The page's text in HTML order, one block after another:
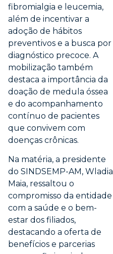
fibromialgia e leucemia,
além de incentivar a
adoção de hábitos
preventivos e a busca por
diagnóstico precoce. A
mobilização também
destaca a importância da
doação de medula óssea
e do acompanhamento
contínuo de pacientes
que convivem com
doenças crônicas.
Na matéria, a presidente
do SINDSEMP-AM, Wladia
Maia, ressaltou o
compromisso da entidade
com a saúde e o bem-
estar dos filiados,
destacando a oferta de
benefícios e parcerias